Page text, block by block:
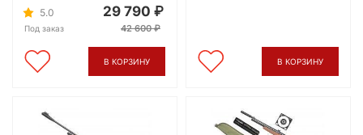
5.0
Под заказ
29 790
42 600
В КОРЗИНУ В КОРЗИНУ